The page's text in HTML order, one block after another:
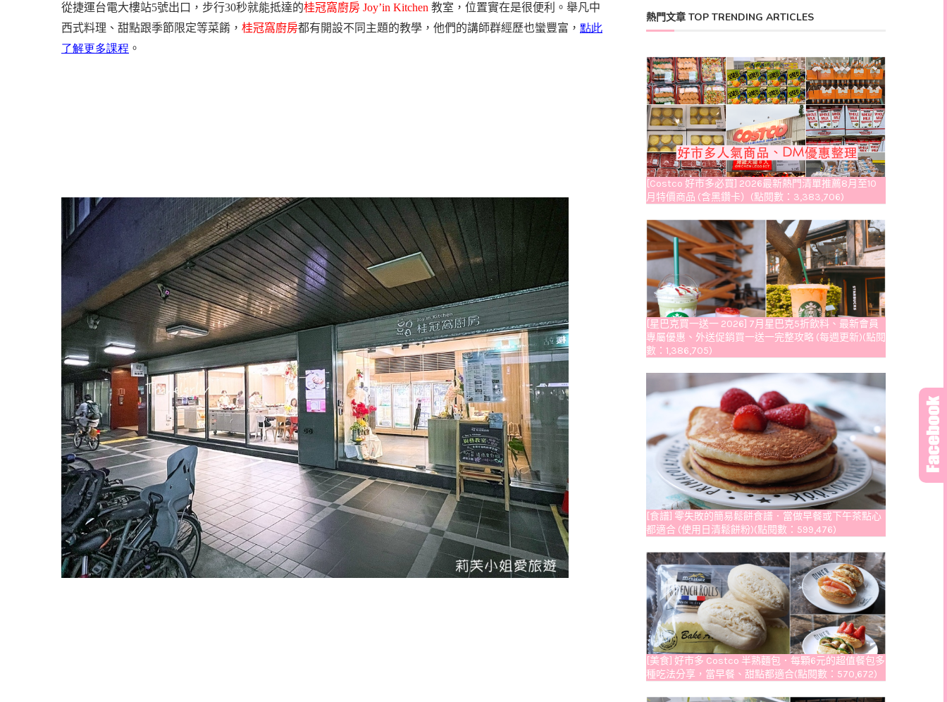
從捷運台電大樓站5號出口，步行30秒就能抵達的桂冠窩廚房 Joy’in Kitchen 教室，位置實在是很便利。舉凡中
西式料理、甜點跟季節限定等菜餚， 桂冠窩廚房都有開設不同主題的教學，他們的講師群經歷也蠻豐富， 點此
了解更多課程 。
熱門文章 TOP TRENDING ARTICLES
[Costco 好市多必買] 2026最新熱門清單推薦8月至10
月特價商品 (含黑鑽卡）(點閱數：3,383,706)
[星巴克買一送一 2026] 7月星巴克5折飲料、最新會員
專屬優惠、外送促銷買一送一完整攻略 (每週更新)(點閱
數：1,386,705)
[食譜] 零失敗的簡易鬆餅食譜．當做早餐或下午茶點心
都適合 (使用日清鬆餅粉)(點閱數：599,476)
[美食] 好市多 Costco 半熟麵包．每顆6元的超值餐包多
種吃法分享，當早餐、甜點都適合(點閱數：570,672)